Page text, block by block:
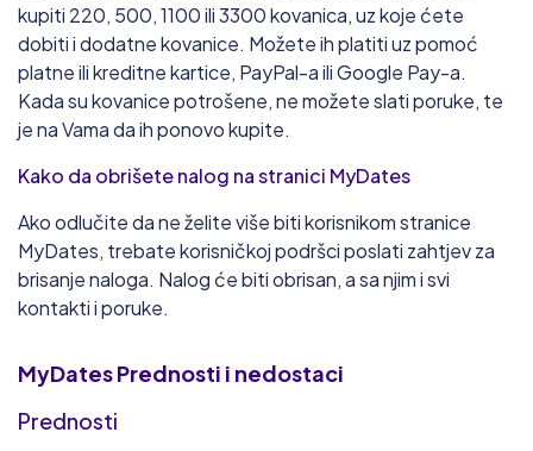
kupiti 220, 500, 1100 ili 3300 kovanica, uz koje ćete
dobiti i dodatne kovanice. Možete ih platiti uz pomoć
platne ili kreditne kartice, PayPal-a ili Google Pay-a.
Kada su kovanice potrošene, ne možete slati poruke, te
je na Vama da ih ponovo kupite.
Kako da obrišete nalog na stranici MyDates
Ako odlučite da ne želite više biti korisnikom stranice
MyDates, trebate korisničkoj podršci poslati zahtjev za
brisanje naloga. Nalog će biti obrisan, a sa njim i svi
kontakti i poruke.
MyDatesPrednosti i nedostaci
Prednosti